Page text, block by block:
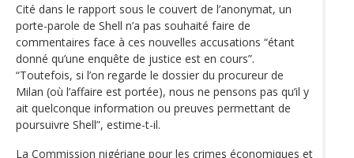
Cité dans le rapport sous le couvert de l’anonymat, un
porte-parole de Shell n’a pas souhaité faire de
commentaires face à ces nouvelles accusations “étant
donné qu’une enquête de justice est en cours”.
“Toutefois, si l’on regarde le dossier du procureur de
Milan (où l’affaire est portée), nous ne pensons pas qu’il y
ait quelconque information ou preuves permettant de
poursuivre Shell”, estime-t-il.
La Commission nigériane pour les crimes économiques et